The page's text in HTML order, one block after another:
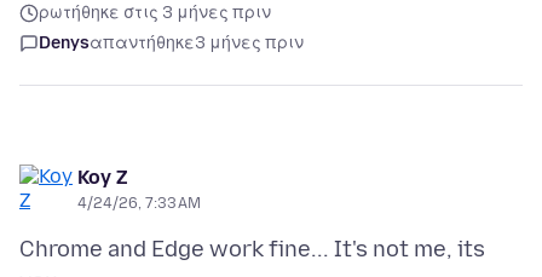
ρωτήθηκε στις 3 μήνες πριν
Denysαπαντήθηκε3 μήνες πριν
Koy Z
4/24/26, 7:33 AM
Chrome and Edge work fine... It's not me, its